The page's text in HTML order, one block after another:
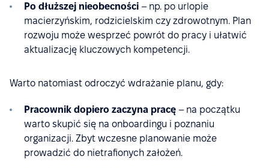
Po dłuższej nieobecności – np. po urlopie
macierzyńskim, rodzicielskim czy zdrowotnym. Plan
rozwoju może wesprzeć powrót do pracy i ułatwić
aktualizację kluczowych kompetencji.
Warto natomiast odroczyć wdrażanie planu, gdy:
Pracownik dopiero zaczyna pracę – na początku
warto skupić się na onboardingu i poznaniu
organizacji. Zbyt wczesne planowanie może
prowadzić do nietrafionych założeń.